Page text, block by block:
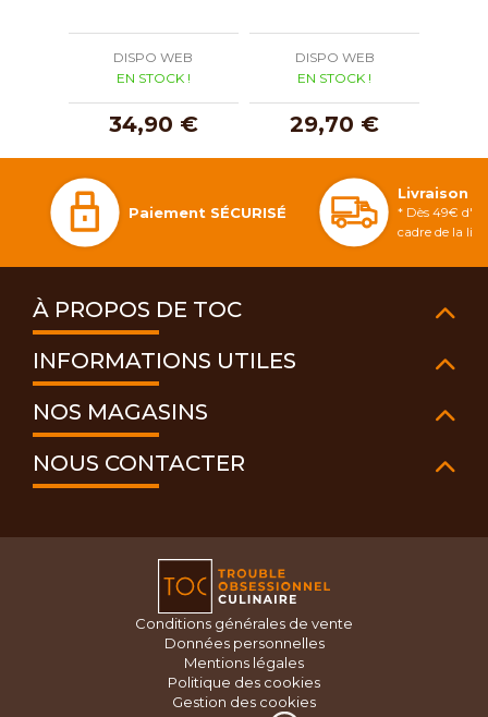
DISPO WEB
EN STOCK !
34,90 €
DISPO WEB
EN STOCK !
29,70 €
Paiement SÉCURISÉ
Livraison
* Dès 49€
cadre de la
À PROPOS DE TOC
INFORMATIONS UTILES
NOS MAGASINS
NOUS CONTACTER
Conditions générales de vente
Données personnelles
Mentions légales
Politique des cookies
Gestion des cookies